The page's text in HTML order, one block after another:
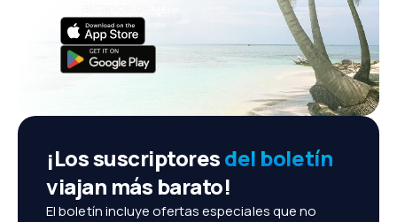
¡Los suscriptoresdel boletín
viajan más barato!
El boletín incluye ofertas especiales que no